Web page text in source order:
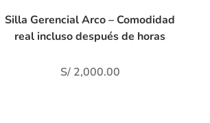
Silla Gerencial Arco – Comodidad
real incluso después de horas
S/2,000.00